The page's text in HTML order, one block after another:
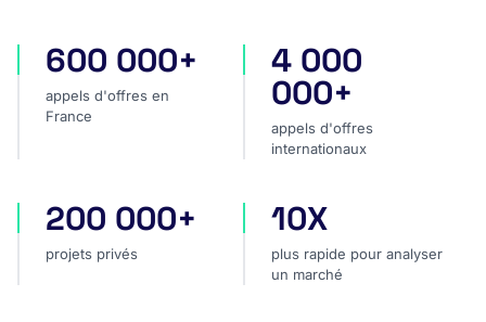
appels d'offres en France
600 000+
appels d'offres en
France
appels d'offres
4 000
000+
appels d'offres
internationaux
projets privés
200 000+
projets privés
plus rapide pour analyser
10X
plus rapide pour analyser
un marché